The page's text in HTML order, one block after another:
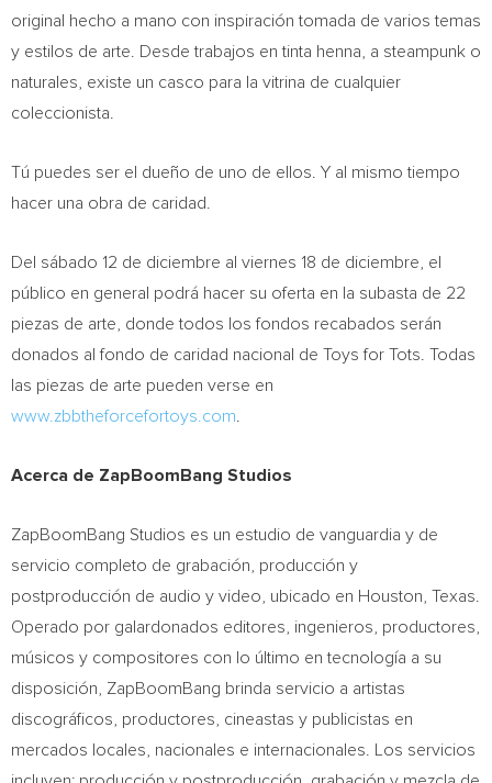
original hecho a mano con inspiración tomada de varios temas
y estilos de arte. Desde trabajos en tinta henna, a steampunk o
naturales, existe un casco para la vitrina de cualquier
coleccionista.
Tú puedes ser el dueño de uno de ellos. Y al mismo tiempo
hacer una obra de caridad.
Del sábado 12 de diciembre al viernes 18 de diciembre, el
público en general podrá hacer su oferta en la subasta de 22
piezas de arte, donde todos los fondos recabados serán
donados al fondo de caridad nacional de Toys for Tots. Todas
las piezas de arte pueden verse en
www.zbbtheforcefortoys.com
Acerca de ZapBoomBang Studios
ZapBoomBang Studios es un estudio de vanguardia y de
servicio completo de grabación, producción y
postproducción de audio y video, ubicado en Houston, Texas
Operado por galardonados editores, ingenieros, productores,
músicos y compositores con lo último en tecnología a su
disposición, ZapBoomBang brinda servicio a artistas
discográficos, productores, cineastas y publicistas en
mercados locales, nacionales e internacionales. Los servicios